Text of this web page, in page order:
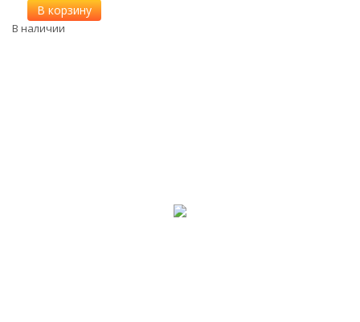
В корзину
В наличии